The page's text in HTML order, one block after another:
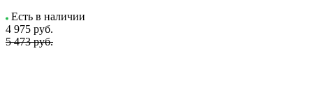
Есть в наличии
4 975 руб.
5 473 руб.